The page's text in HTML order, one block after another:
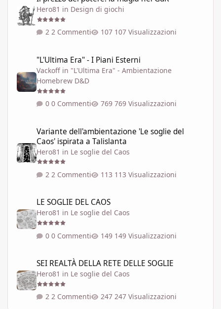
Hero81 in Design di giochi
2 Commenti 107 Visualizzazioni
"L'Ultima Era" - I Piani Esterni
Vackoff in "L'Ultima Era" - Ambientazione
Homebrew D&D
0 Commenti 769 Visualizzazioni
Variante dell'ambientazione 'Le soglie del
Caos' ispirata a Talislanta
Hero81 in Le soglie del Caos
2 Commenti 113 Visualizzazioni
LE SOGLIE DEL CAOS
Hero81 in Le soglie del Caos
0 Commenti 149 Visualizzazioni
SEI REALTÀ DELLA RETE DELLE SOGLIE
Hero81 in Le soglie del Caos
2 Commenti 247 Visualizzazioni